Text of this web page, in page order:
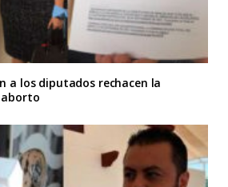
a los diputados rechacen la
aborto